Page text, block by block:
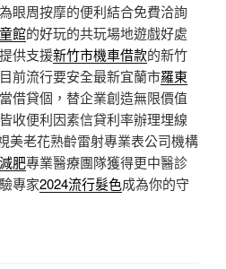
眼周按摩的便利結合免費洽詢
館的好玩的共玩場地遊戲好處
供支援新竹市機車借款的新竹
前流行要安全最新宜蘭市羅東
借貸個，替企業創造無限價值
收便利因素信貸利率辦理埋線
美老花熟齡雷射專業表公司機構
減肥專業醫療團隊獲得更中醫診
專家2024流行髮色成為你的守